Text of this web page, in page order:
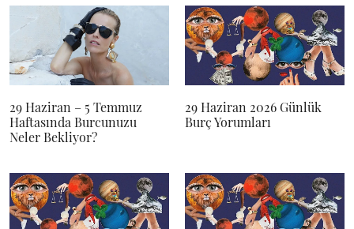
29 Haziran – 5 Temmuz
Haftasında Burcunuzu
Neler Bekliyor?
29 Haziran 2026 Günlük
Burç Yorumları